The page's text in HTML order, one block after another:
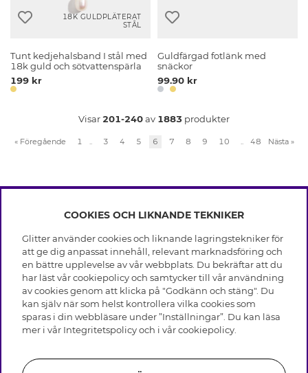
18K GULDPLÄTERAT
STÅL
Tunt kedjehalsband I stål med
18k guld och sötvattenspärla
199 kr
Guldfärgad fotlänk med
snäckor
99.90 kr
Visar201-240av 1883 produkter
« Föregående 1 .. 3 4 5 6 7 8 9 10 .. 48 Nästa »
INFO
Leverans
Villkor
Integritetspolicy
Cookies
Medlemsvillkor
Jobba hos Glitter
Återkallelse
OM GLITTER
Black Friday
Våra butiker
Varumärken
Företagshistoria
Visselblåsning
HJÄLP
Vanliga frågor
Kundservice
COOKIES OCH LIKNANDE TEKNIKER
Glitter använder cookies och liknande lagringstekniker för
att ge dig anpassat innehåll, relevant marknadsföring och
en bättre upplevelse av vår webbplats. Du bekräftar att du
har läst vår cookiepolicy och samtycker till vår användning
av cookies genom att klicka på "Godkänn och stäng". Du
kan själv när som helst kontrollera vilka cookies som
sparas i din webbläsare under ”Inställningar”. Du kan läsa
mer i vår Integritetspolicyoch i vårcookiepolicy